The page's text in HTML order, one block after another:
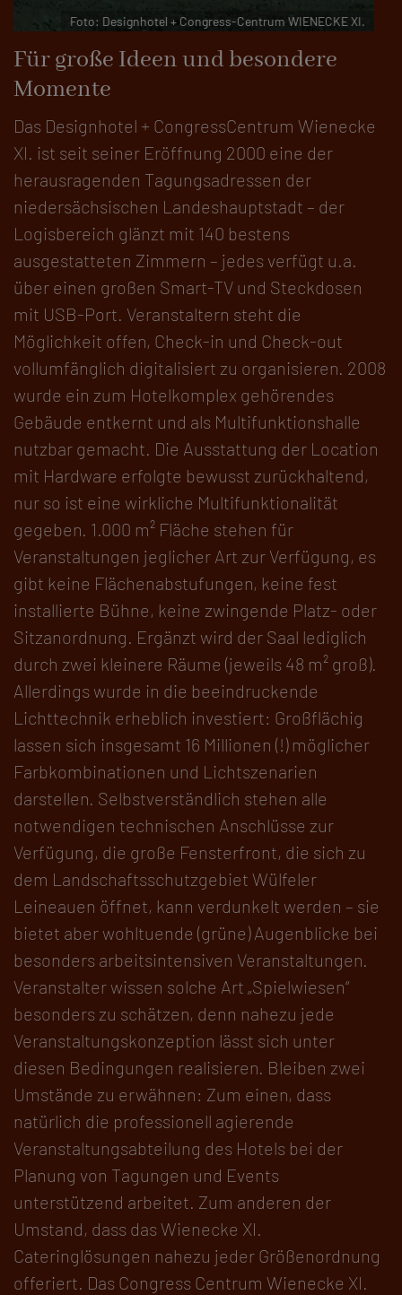
Foto: Designhotel + Congress-Centrum WIENECKE XI.
Für große Ideen und besondere
Momente
Das Designhotel + CongressCentrum Wienecke
XI. ist seit seiner Eröffnung 2000 eine der
herausragenden Tagungsadressen der
niedersächsischen Landeshauptstadt – der
Logisbereich glänzt mit 140 bestens
ausgestatteten Zimmern – jedes verfügt u.a.
über einen großen Smart-TV und Steckdosen
mit USB-Port. Veranstaltern steht die
Möglichkeit offen, Check-in und Check-out
vollumfänglich digitalisiert zu organisieren. 2008
wurde ein zum Hotelkomplex gehörendes
Gebäude entkernt und als Multifunktionshalle
nutzbar gemacht. Die Ausstattung der Location
mit Hardware erfolgte bewusst zurückhaltend,
nur so ist eine wirkliche Multifunktionalität
gegeben. 1.000 m² Fläche stehen für
Veranstaltungen jeglicher Art zur Verfügung, es
gibt keine Flächenabstufungen, keine fest
installierte Bühne, keine zwingende Platz- oder
Sitzanordnung. Ergänzt wird der Saal lediglich
durch zwei kleinere Räume (jeweils 48 m² groß).
Allerdings wurde in die beeindruckende
Lichttechnik erheblich investiert: Großflächig
lassen sich insgesamt 16 Millionen (!) möglicher
Farbkombinationen und Lichtszenarien
darstellen. Selbstverständlich stehen alle
notwendigen technischen Anschlüsse zur
Verfügung, die große Fensterfront, die sich zu
dem Landschaftsschutzgebiet Wülfeler
Leineauen öffnet, kann verdunkelt werden – sie
bietet aber wohltuende (grüne) Augenblicke bei
besonders arbeitsintensiven Veranstaltungen.
Veranstalter wissen solche Art „Spielwiesen“
besonders zu schätzen, denn nahezu jede
Veranstaltungskonzeption lässt sich unter
diesen Bedingungen realisieren. Bleiben zwei
Umstände zu erwähnen: Zum einen, dass
natürlich die professionell agierende
Veranstaltungsabteilung des Hotels bei der
Planung von Tagungen und Events
unterstützend arbeitet. Zum anderen der
Umstand, dass das Wienecke XI.
Cateringlösungen nahezu jeder Größenordnung
offeriert. Das Congress Centrum Wienecke XI.